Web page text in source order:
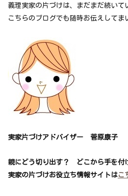
義理実家の片づけは、まだまだ続いて
こちらのブログでも随時お伝えしてま
実家片づけアドバイザー 菅原康子
親にどう切り出す？ どこから手を付
実家の片づけお役立ち情報サイトはこ